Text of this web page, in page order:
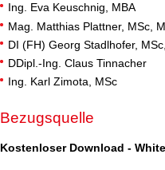
Ing. Eva Keuschnig, MBA
Mag. Matthias Plattner, MSc,
DI (FH) Georg Stadlhofer,
DDipl.-Ing. Claus Tinnacher
Ing. Karl Zimota, MSc
Bezugsquelle
Kostenloser Download -